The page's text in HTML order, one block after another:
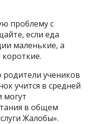
проблему с
если еда
маленькие, а
учеников
учится в средней
могут
в общем
Жалобы».